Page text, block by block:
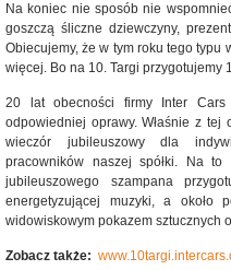
Na koniec nie sposób nie
goszczą śliczne dziewczyny,
Obiecujemy, że w tym roku tego
więcej. Bo na 10. Targi przygotujemy
20 lat obecności firmy Inter Cars
odpowiedniej oprawy. Właśnie z
wieczór jubileuszowy dla
pracowników naszej spółki. Na
jubileuszowego szampana
energetyzującej muzyki, a około
widowiskowym pokazem sztucznych
Zobacz także: